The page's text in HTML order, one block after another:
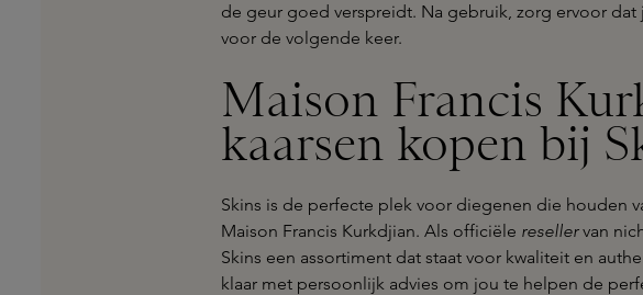
de geur goed verspreidt. Na gebruik, zorg ervoor dat
voor de volgende keer.
Maison Francis
kaarsen kopen bij
Skins is de perfecte plek voor diegenen die houden
Maison Francis Kurkdjian. Als officiële resellervan
Skins een assortiment dat staat voor kwaliteit en
klaar met persoonlijk advies om jou te helpen de